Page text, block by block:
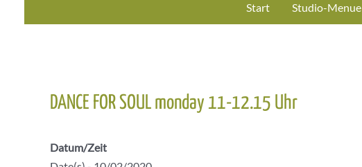
Start Studio-Menue
DANCE FOR SOUL monday 11-12.15 Uhr
Datum/Zeit